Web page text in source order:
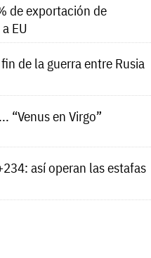
de exportación de
EU
de la guerra entre Rusia
“Venus en Virgo”
así operan las estafas